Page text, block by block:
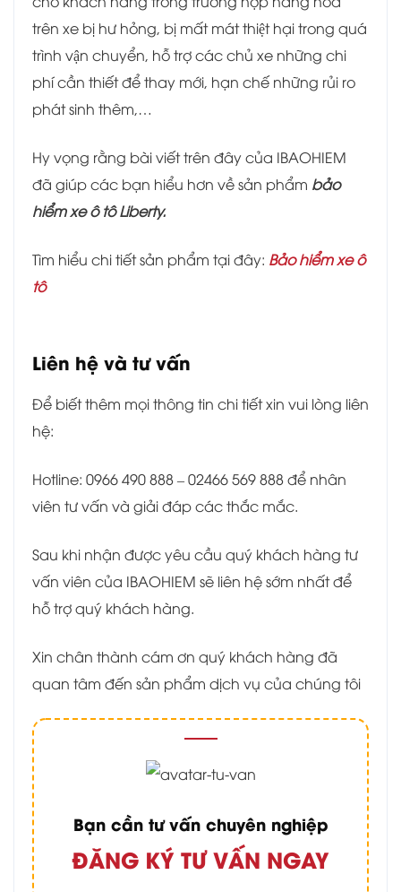
trên xe bị hư hỏng, bị mất mát thiệt hại trong quá
trình vận chuyển, hỗ trợ các chủ xe những chi
phí cần thiết để thay mới, hạn chế những rủi ro
phát sinh thêm,…
Hy vọng rằng bài viết trên đây của IBAOHIEM
đã giúp các bạn hiểu hơn về sản phẩm bảo
hiểm xe ô tô Liberty.
Tìm hiểu chi tiết sản phẩm tại đây: Bảo hiểm xe ô
tô
Liên hệ và tư vấn
Để biết thêm mọi thông tin chi tiết xin vui lòng liên
hệ:
Hotline: 0966 490 888 – 02466 569 888 để nhân
viên tư vấn và giải đáp các thắc mắc.
Sau khi nhận được yêu cầu quý khách hàng tư
vấn viên của IBAOHIEM sẽ liên hệ sớm nhất để
hỗ trợ quý khách hàng.
Xin chân thành cám ơn quý khách hàng đã
quan tâm đến sản phẩm dịch vụ của chúng tôi
Bạn cần tư vấn chuyên nghiệp
ĐĂNG KÝ TƯ VẤN NGAY